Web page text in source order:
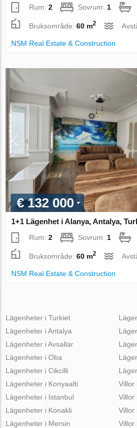
Rum:2 Sovrum: 1
Bruksområde:60 m2
NSM Real Estate & Construction
€ 132 000
1+1 Lägenhet i Alanya, Antalya,
Rum:2 Sovrum:1
Bruksområde:60 m2
NSM Real Estate & Construction
Lägenheter i Turkiet
Lägenheter i Antalya
Lägenheter i Avsallar
Lägenheter i Oba
Lägenheter i Cikcilli
Lägenheter i Konyaalti
Lägenheter i Istanbul
Lägenheter i Konakli
Lägenheter i Mersin
Villor
Villor
Villor
Villor